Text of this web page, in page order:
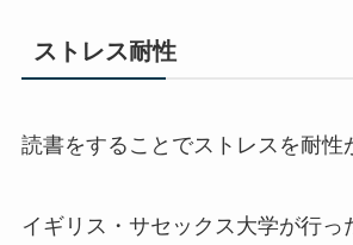
ストレス耐性
読書をすることでストレスを耐性
イギリス・サセックス大学が行っ